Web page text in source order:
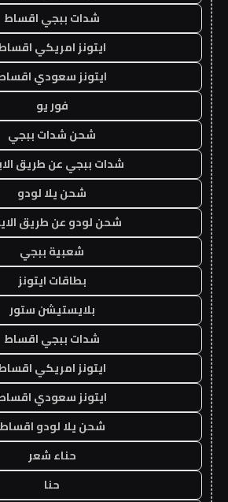
شدات ببجي اقساط
ايتونز امريكي
ايتونز سعودي
فور يو
شحن شدات ببجي
شدات ببجي عن طريق
شحن يلا لودو
شحن لودو عن طريق
شعبية ببجي
بطاقات ايتونز
بلايستيشن ستور
شدات ببجي اقساط
ايتونز امريكي
ايتونز سعودي
شحن يلا لودو اقساط
حناء شعر
حنا